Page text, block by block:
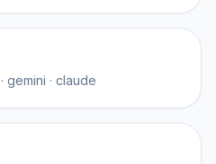
gemini · claude